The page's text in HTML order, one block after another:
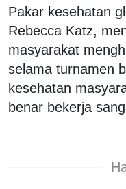
Pakar kesehatan
Rebecca Katz,
masyarakat
selama turnamen
kesehatan
benar bekerja